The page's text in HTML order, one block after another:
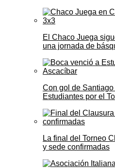
El Chaco Juega
una jornada de
Con gol de
Estudiantes por el
La final del Torneo
y sede confirmadas